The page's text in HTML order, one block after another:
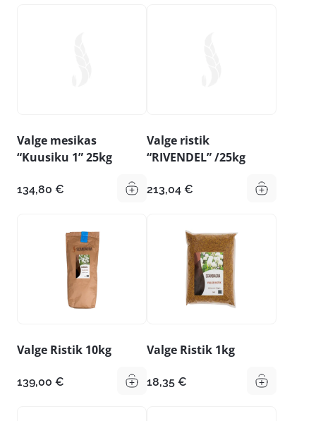
Valge mesikas
“Kuusiku 1” 25kg
134,80 €
Valge ristik
“RIVENDEL” /25kg
213,04 €
Valge Ristik 10kg
139,00 €
Valge Ristik 1kg
18,35 €